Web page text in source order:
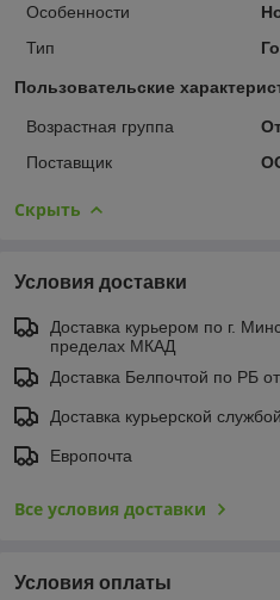
Особенности
Тип
Пользовательские
Возрастная группа
Поставщик
Скрыть
Условия доставки
Доставка курьером по г.
пределах МКАД
Доставка Белпочтой по РБ
Доставка курьерской
Европочта
Все условия доставки
Условия оплаты